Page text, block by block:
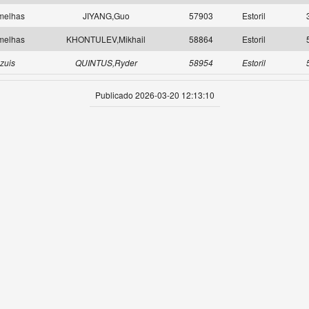
JIYANG,Guo 57903 Estoril
KHONTULEV,Mikhail 58864 Estoril
QUINTUS,Ryder 58954 Estoril
Publicado 2026-03-20 12:13:10